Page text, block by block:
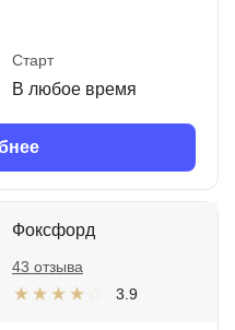
Старт
В любое время
Фоксфорд
3.9
43 отзыва